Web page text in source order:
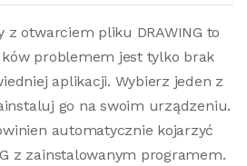
otwarciem pliku DRAWING to
problemem jest tylko brak
aplikacji. Wybierz jeden z
go na swoim urządzeniu.
automatycznie kojarzyć
z zainstalowanym programem.